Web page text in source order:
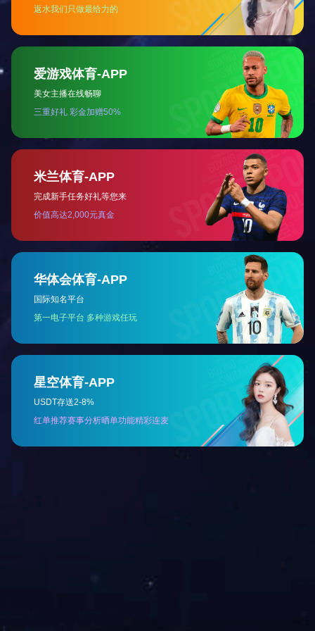
上一篇：万氏独一方 小儿咳喘保健贴
相关新闻
2018-06-21关于网购菲得欣的通告...
相关产品